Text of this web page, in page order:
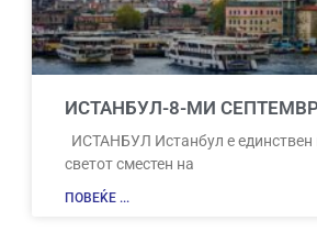
ИСТАНБУЛ-8-МИ
ИСТАНБУЛ Истанбул е единствен
светот сместен на
ПОВЕЌЕ ...